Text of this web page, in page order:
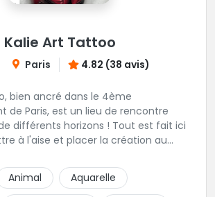
Kalie Art Tattoo
Paris 4.82 (38 avis)
bien ancré dans le 4ème
de Paris, est un lieu de rencontre
différents horizons ! Tout est fait ici
à l'aise et placer la création au
Animal
Aquarelle